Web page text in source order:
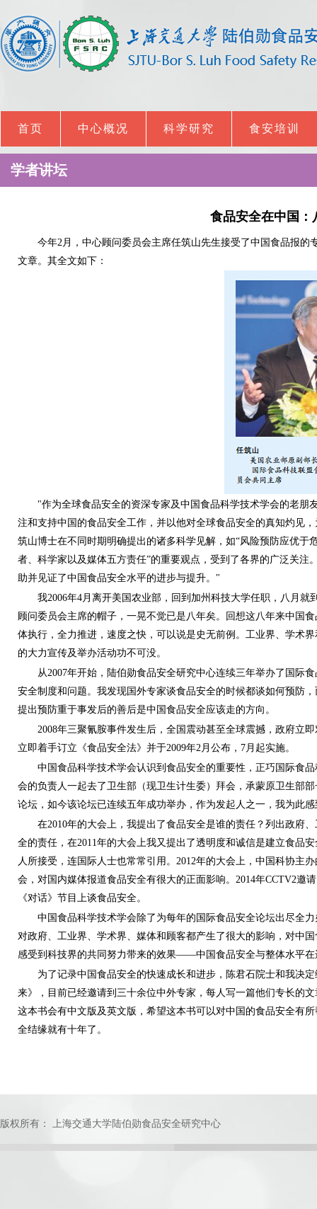
首页 中心概况 科学研究 食安培训
学者讲坛
食品安全在中国：
今年2月，中心顾问委员会主席任筑山先生接受了中国食品报的
文章。其全文如下：
"作为全球食品安全的资深专家及中国食品科学技术学会的老
注和支持中国的食品安全工作，并以他对全球食品安全的真知灼见
筑山博士在不同时期明确提出的诸多科学见解，如“风险预防应优于
者、科学家以及媒体五方责任”的重要观点，受到了各界的广泛关
助并见证了中国食品安全水平的进步与提升。"
我2006年4月离开美国农业部，回到加州科技大学任职，八月
顾问委员会主席的帽子，一晃不觉已是八年矣。回想这八年来中国
体执行，全力推进，速度之快，可以说是史无前例。工业界、学术
的大力宣传及举办活动功不可没。
从2007年开始，陆伯勋食品安全研究中心连续三年举办了国际
安全制度和问题。我发现国外专家谈食品安全的时候都谈如何预防
提出预防重于事发后的善后是中国食品安全应该走的方向。
2008年三聚氰胺事件发生后，全国震动甚至全球震撼，政府立
立即着手订立《食品安全法》并于2009年2月公布，7月起实施。
中国食品科学技术学会认识到食品安全的重要性，正巧国际食
会的负责人一起去了卫生部（现卫生计生委）拜会，承蒙原卫生部
论坛，如今该论坛已连续五年成功举办，作为发起人之一，我为此
在2010年的大会上，我提出了食品安全是谁的责任？列出政府
全的责任，在2011年的大会上我又提出了透明度和诚信是建立食品
人所接受，连国际人士也常常引用。2012年的大会上，中国科协主
会，对国内媒体报道食品安全有很大的正面影响。2014年CCTV2邀
《对话》节目上谈食品安全。
中国食品科学技术学会除了为每年的国际食品安全论坛出尽全
对政府、工业界、学术界、媒体和顾客都产生了很大的影响，对中
感受到科技界的共同努力带来的效果——中国食品安全与整体水平在
为了记录中国食品安全的快速成长和进步，陈君石院士和我决
来》，目前已经邀请到三十余位中外专家，每人写一篇他们专长的
这本书会有中文版及英文版，希望这本书可以对中国的食品安全有
全结缘就有十年了。
版权所有： 上海交通大学陆伯勋食品安全研究中心